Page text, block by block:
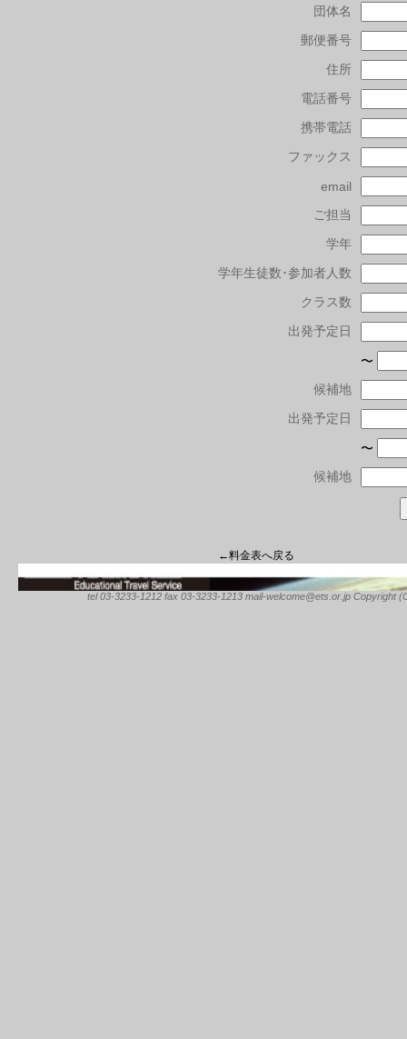
団体名
郵便番号
住所
電話番号
携帯電話
ファックス
email
ご担当
学年
学年生徒数･参加者人数
クラス数
出発予定日
〜
候補地
出発予定日
〜
候補地
←料金表へ戻る
tel 03-3233-1212 fax 03-3233-1213 mail-welcome@ets.or.jp Copyright